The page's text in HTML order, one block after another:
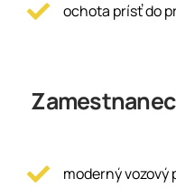
ochota prísť do
moderný vozový